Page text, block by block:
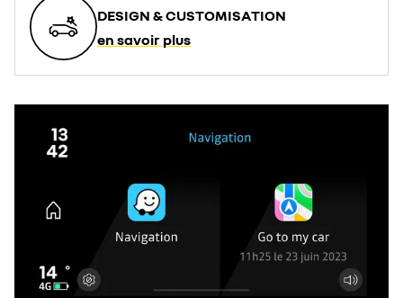
DESIGN & CUSTOMISATION
en savoir plus